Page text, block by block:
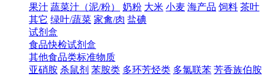
果汁 蔬菜汁（泥/粉） 奶粉 大米 小麦 海产品 饲料 茶叶
其它 绿叶/蔬菜 家禽/肉 盐碘
试剂盒
食品快检试剂盒
其他食品类标准物质
亚硝胺 杀鼠剂 苯胺类 多环芳烃类 多氯联苯 芳香族伯胺